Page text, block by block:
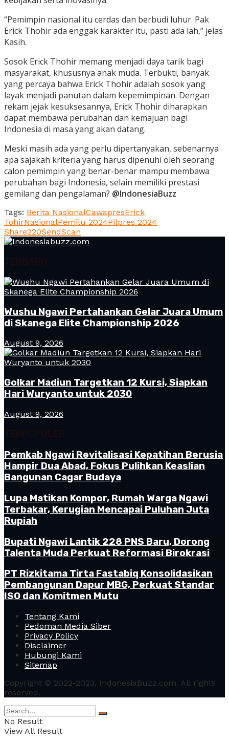
“Pemimpin nasional itu cerdas dan berbudi luhur. Pak
Erick Thohir ada enggak karakter itu, pasti ada lah,” jelas
Kasih.
Sosok Erick Thohir memang menjadi daya tarik bagi
masyarakat, khususnya anak muda. Terbukti, banyak
yang percaya bahwa Erick Thohir adalah sosok yang
layak menjadi panutan dalam kepemimpinan. Dengan
rekam jejak kesuksesannya, Erick Thohir diharapkan
dapat membawa perubahan dan kemajuan bagi
Indonesia di masa yang akan datang.
Meski masih ada yang perlu dipertanyakan, sebenarnya
apa sajakah kriteria yang harus dipenuhi oleh seorang
calon pemimpin yang benar-benar mampu membawa
perubahan bagi Indonesia, selain memiliki prestasi
gemilang dan pengalaman? @IndonesiaBuzz
Tags: Berita NasionalCawapresErick
TohirNasionalPemilu 2024Pilpres 2024
Share220SendScan
TERBARU
Wushu Ngawi Pertahankan Gelar Juara Umum
di Skanega Elite Championship 2026
August 9, 2026
Golkar Madiun Targetkan 12 Kursi, Siapkan
Hari Wuryanto untuk 2030
August 9, 2026
TERPOPULER
Pemkab Ngawi Revitalisasi Kepatihan Berusia
Hampir Dua Abad, Fokus Pulihkan Keaslian
Bangunan Cagar Budaya
Lupa Matikan Kompor, Rumah Warga Ngawi
Terbakar, Kerugian Mencapai Puluhan Juta
Rupiah
Bupati Ngawi Lantik 228 PNS Baru, Dorong
Talenta Muda Perkuat Reformasi Birokrasi
PT Rizkitama Tirta Fastabiq Konsolidasikan
Pembangunan Dapur MBG, Perkuat Standar
ISO dan Komitmen Mutu
Tentang Kami
Pedoman Media Siber
Privacy Policy
Disclaimer
Hubungi Kami
Sitemap
Copyright © 2022-2023, IndonesiaBuzz.com. All rights
reserved.
No Result
View All Result